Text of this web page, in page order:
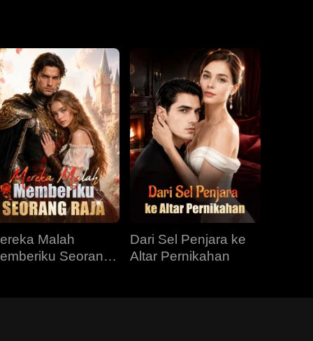
Malah
Seorang
Dari Sel Penjara ke
Altar Pernikahan